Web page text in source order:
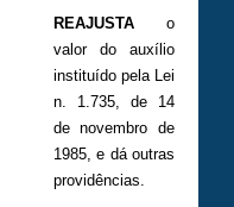
REAJUSTA o
valor do auxílio
instituído pela Lei
n. 1.735, de 14
de novembro de
1985, e dá outras
providências.